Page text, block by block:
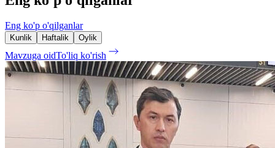
Eng ko'p o'qilganlar
Kunlik Haftalik Oylik
Mavzuga oidTo'liq ko'rish